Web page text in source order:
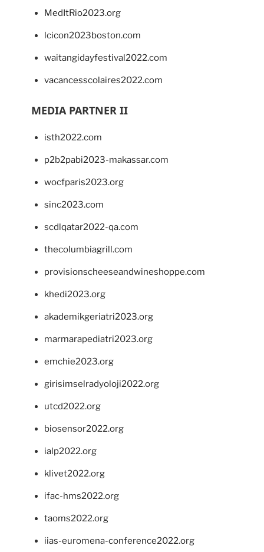
MedItRio2023.org
lcicon2023boston.com
waitangidayfestival2022.com
vacancesscolaires2022.com
MEDIA PARTNER II
isth2022.com
p2b2pabi2023-makassar.com
wocfparis2023.org
sinc2023.com
scdlqatar2022-qa.com
thecolumbiagrill.com
provisionscheeseandwineshoppe.com
khedi2023.org
akademikgeriatri2023.org
marmarapediatri2023.org
emchie2023.org
girisimselradyoloji2022.org
utcd2022.org
biosensor2022.org
ialp2022.org
klivet2022.org
ifac-hms2022.org
taoms2022.org
iias-euromena-conference2022.org